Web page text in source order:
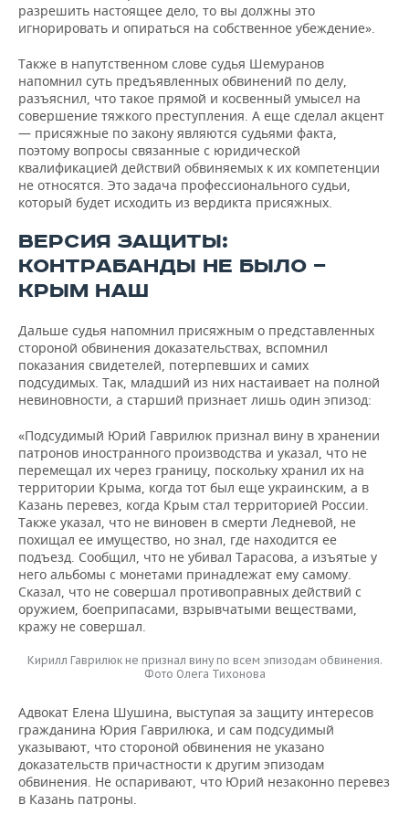
разрешить настоящее дело, то вы должны это
игнорировать и опираться на собственное убеждение».
Также в напутственном слове судья Шемуранов
напомнил суть предъявленных обвинений по делу,
разъяснил, что такое прямой и косвенный умысел на
совершение тяжкого преступления. А еще сделал акцент
— присяжные по закону являются судьями факта,
поэтому вопросы связанные с юридической
квалификацией действий обвиняемых к их компетенции
не относятся. Это задача профессионального судьи,
который будет исходить из вердикта присяжных.
ВЕРСИЯ ЗАЩИТЫ:
КОНТРАБАНДЫ НЕ БЫЛО —
КРЫМ НАШ
Дальше судья напомнил присяжным о представленных
стороной обвинения доказательствах, вспомнил
показания свидетелей, потерпевших и самих
подсудимых. Так, младший из них настаивает на полной
невиновности, а старший признает лишь один эпизод:
«Подсудимый Юрий Гаврилюк признал вину в хранении
патронов иностранного производства и указал, что не
перемещал их через границу, поскольку хранил их на
территории Крыма, когда тот был еще украинским, а в
Казань перевез, когда Крым стал территорией России.
Также указал, что не виновен в смерти Ледневой, не
похищал ее имущество, но знал, где находится ее
подъезд. Сообщил, что не убивал Тарасова, а изъятые у
него альбомы с монетами принадлежат ему самому.
Сказал, что не совершал противоправных действий с
оружием, боеприпасами, взрывчатыми веществами,
кражу не совершал.
Кирилл Гаврилюк не признал вину по всем эпизодам обвинения.
Фото Олега Тихонова
Адвокат Елена Шушина, выступая за защиту интересов
гражданина Юрия Гаврилюка, и сам подсудимый
указывают, что стороной обвинения не указано
доказательств причастности к другим эпизодам
обвинения. Не оспаривают, что Юрий незаконно перевез
в Казань патроны.